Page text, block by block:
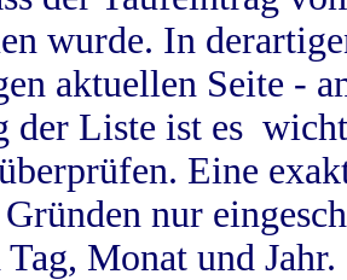
wurde. In
aktuellen Seite -
der Liste ist es
Eine
nur
Monat und Jahr.